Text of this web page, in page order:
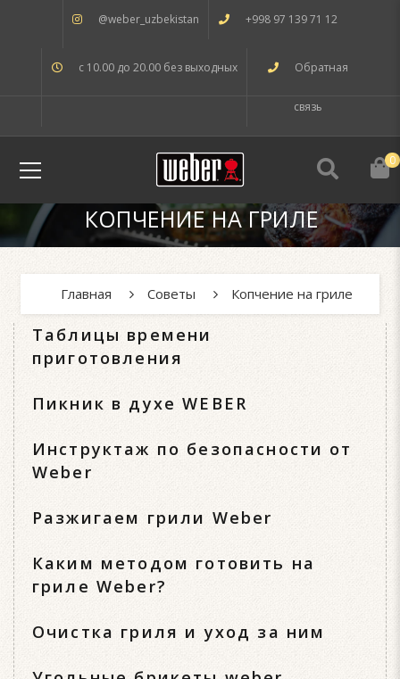
@weber_uzbekistan +998 97 139 71 12
с 10.00 до 20.00 без выходных Обратная
связь
0
КОПЧЕНИЕ НА ГРИЛЕ
Главная Советы Копчение на гриле
Таблицы времени
приготовления
Пикник в духе WEBER
Инструктаж по безопасности от
Weber
Разжигаем грили Weber
Каким методом готовить на
гриле Weber?
Очистка гриля и уход за ним